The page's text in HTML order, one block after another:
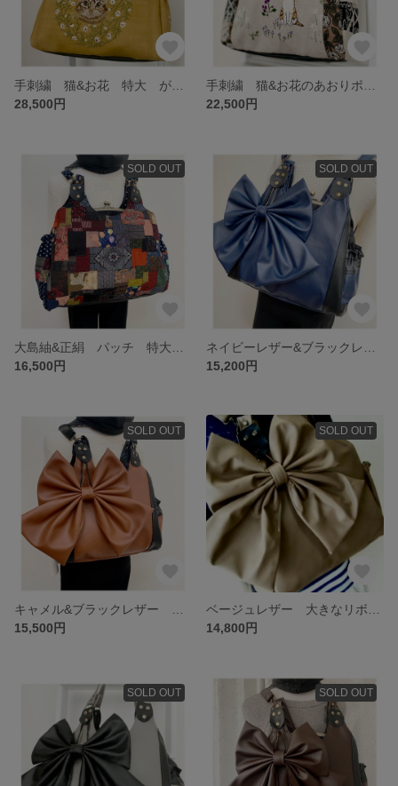
28,500円
22,500円
SOLD OUT
16,500円
SOLD OUT
15,200円
SOLD OUT
15,500円
SOLD OUT
14,800円
SOLD OUT SOLD OUT